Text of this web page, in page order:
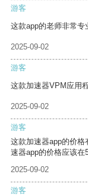
游客
这款app的老师非常专
2025-09-02
游客
这款加速器VPM应用
2025-09-02
游客
这款加速器app的价
速器app的价格应该在
2025-09-02
游客